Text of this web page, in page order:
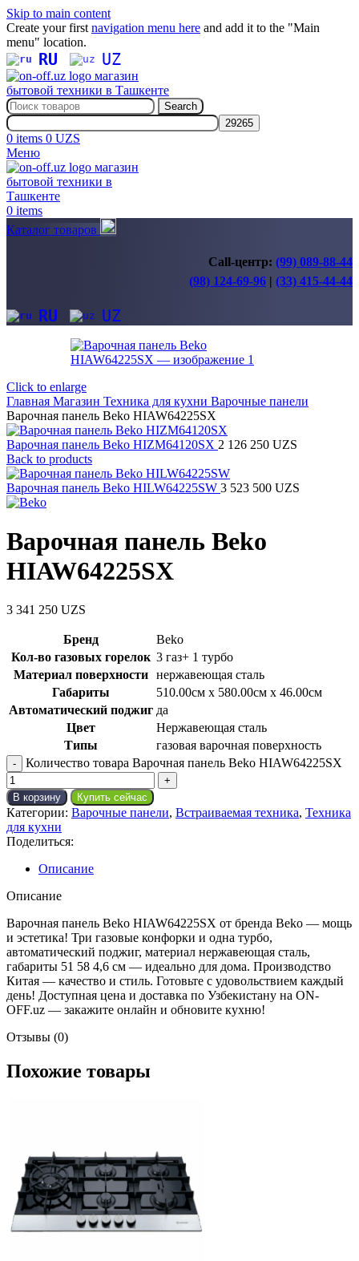
Skip to main content
Create your first navigation menu here and add it to the "Main
menu" location.
RU UZ
Search
0 items 0 UZS
Меню
0 items
Каталог товаров
Call-центр: (99) 089-88-44
(98) 124-69-96 | (33) 415-44-44
RU UZ
Click to enlarge
Главная Магазин Техника для кухни Варочные панели
Варочная панель Beko HIAW64225SX
Варочная панель Beko HIZM64120SX 2 126 250 UZS
Back to products
Варочная панель Beko HILW64225SW 3 523 500 UZS
Варочная панель Beko
HIAW64225SX
3 341 250 UZS
Бренд
Beko
Кол-во газовых горелок 3 газ+ 1 турбо
Материал поверхности нержавеющая сталь
Габариты
510.00см x 580.00см x 46.00см
Автоматический поджиг да
Цвет
Нержавеющая сталь
Типы
газовая варочная поверхность
Количество товара Варочная панель Beko HIAW64225SX
В корзину Купить сейчас
Категории: Варочные панели, Встраиваемая техника, Техника
для кухни
Поделиться:
Описание
Описание
Варочная панель Beko HIAW64225SX от бренда Beko — мощь
и эстетика! Три газовые конфорки и одна турбо,
автоматический поджиг, материал нержавеющая сталь,
габариты 51 58 4,6 см — идеально для дома. Производство
Китая — качество и стиль. Готовьте с удовольствием каждый
день! Доступная цена и доставка по Узбекистану на ON-
OFF.uz — закажите онлайн и обновите кухню!
Отзывы (0)
Похожие товары